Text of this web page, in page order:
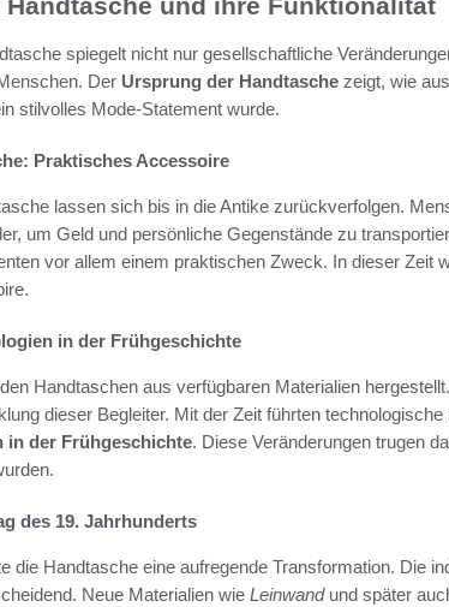
spiegelt nicht nur gesellschaftliche
Der Ursprung der Handtasche zeigt, wie
stilvolles Mode-Statement wurde.
Praktisches Accessoire
lassen sich bis in die Antike zurückverfolgen.
um Geld und persönliche Gegenstände zu
vor allem einem praktischen Zweck. In dieser Zeit
in der Frühgeschichte
Handtaschen aus verfügbaren Materialien hergestellt.
dieser Begleiter. Mit der Zeit führten
in der Frühgeschichte. Diese Veränderungen trugen
des 19. Jahrhunderts
die Handtasche eine aufregende Transformation. Die
Neue Materialien wie Leinwandund später